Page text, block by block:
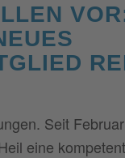
Seit
eine